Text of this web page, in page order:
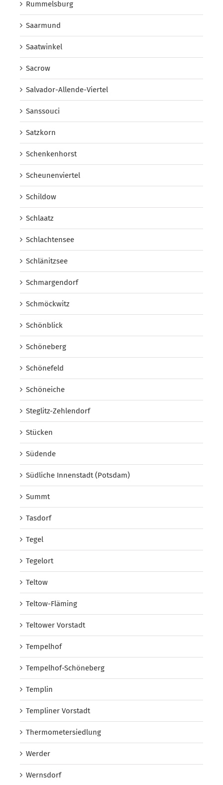
Rummelsburg
Saarmund
Saatwinkel
Sacrow
Salvador-Allende-Viertel
Sanssouci
Satzkorn
Schenkenhorst
Scheunenviertel
Schildow
Schlaatz
Schlachtensee
Schlänitzsee
Schmargendorf
Schmöckwitz
Schönblick
Schöneberg
Schönefeld
Schöneiche
Steglitz-Zehlendorf
Stücken
Südende
Südliche Innenstadt (Potsdam)
Summt
Tasdorf
Tegel
Tegelort
Teltow
Teltow-Fläming
Teltower Vorstadt
Tempelhof
Tempelhof-Schöneberg
Templin
Templiner Vorstadt
Thermometersiedlung
Werder
Wernsdorf